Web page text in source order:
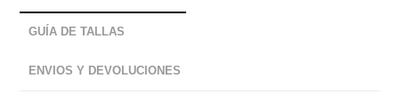
GUÍA DE TALLAS
ENVIOS Y DEVOLUCIONES